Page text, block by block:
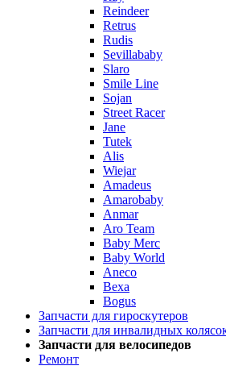
Reindeer
Retrus
Rudis
Sevillababy
Slaro
Smile Line
Sojan
Street Racer
Jane
Tutek
Alis
Wiejar
Amadeus
Amarobaby
Anmar
Aro Team
Baby Merc
Baby World
Aneco
Bexa
Bogus
Запчасти для гироскутеров
Запчасти для инвалидных
Запчасти для велосипедов
Ремонт